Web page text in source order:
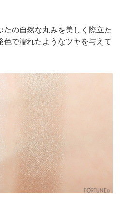
の自然な丸みを美しく際立た
で濡れたようなツヤを与えて